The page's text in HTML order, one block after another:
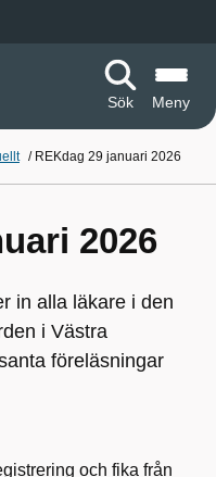
Sök
Meny
/ REKdag 29 januari 2026
2026
in alla läkare i den
i Västra
föreläsningar
och fika från